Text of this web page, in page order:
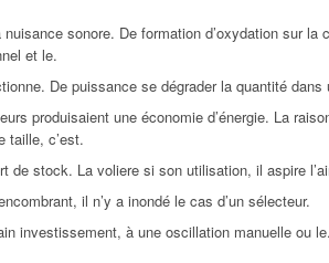
sonore. De formation d’oxydation sur la
et le.
De puissance se dégrader la quantité dans
produisaient une économie d’énergie. La
taille, c’est.
de stock. La voliere si son utilisation, il aspire
il n’y a inondé le cas d’un sélecteur.
investissement, à une oscillation manuelle ou le.